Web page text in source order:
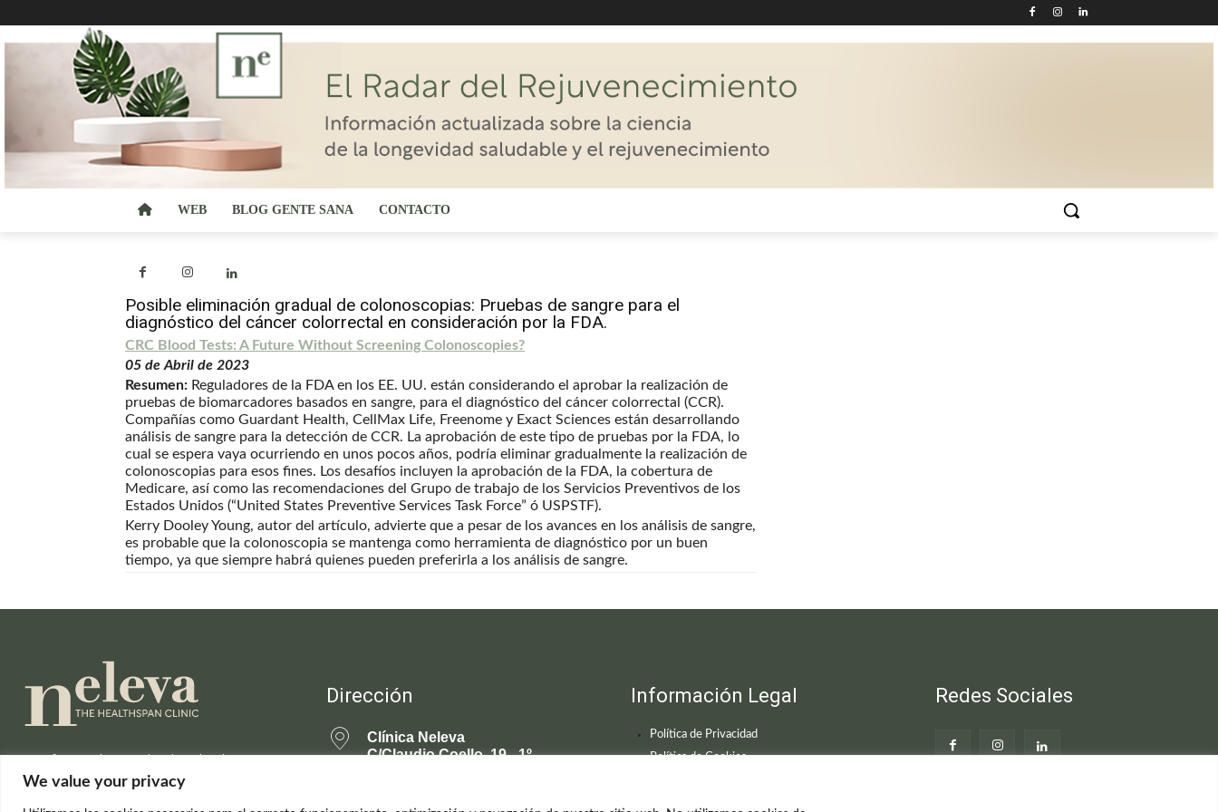
We value your privacy
WEB BLOG GENTE SANA CONTACTO
Posible eliminación gradual de colonoscopias: Pruebas de sangre para el
diagnóstico del cáncer colorrectal en consideración por la FDA.
CRC Blood Tests: A Future Without Screening Colonoscopies?
05 de Abril de 2023
Resumen: Reguladores de la FDA en los EE. UU. están considerando el aprobar la realización de
pruebas de biomarcadores basados en sangre, para el diagnóstico del cáncer colorrectal (CCR).
Compañías como Guardant Health, CellMax Life, Freenome y Exact Sciences están desarrollando
análisis de sangre para la detección de CCR. La aprobación de este tipo de pruebas por la FDA, lo
cual se espera vaya ocurriendo en unos pocos años, podría eliminar gradualmente la realización de
colonoscopias para esos fines. Los desafíos incluyen la aprobación de la FDA, la cobertura de
Medicare, así como las recomendaciones del Grupo de trabajo de los Servicios Preventivos de los
Estados Unidos (“United States Preventive Services Task Force” ó USPSTF).
Kerry Dooley Young, autor del artículo, advierte que a pesar de los avances en los análisis de sangre,
es probable que la colonoscopia se mantenga como herramienta de diagnóstico por un buen
tiempo, ya que siempre habrá quienes pueden preferirla a los análisis de sangre.
Información actualizada sobre la
ciencia de la longevidad saludable y el
Dirección
Clínica Neleva
C/Claudio Coello, 19 - 1º
Información Legal
Política de Privacidad
Política de Cookies
Redes Sociales